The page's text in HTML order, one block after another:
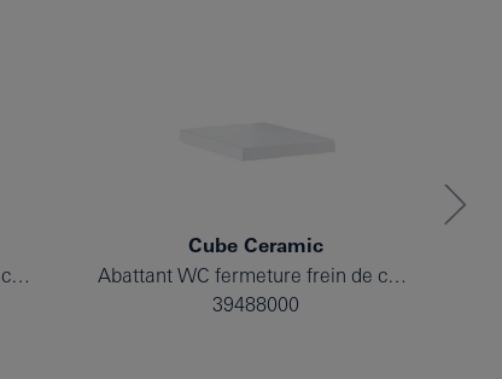
Abattant WC fermeture frein de chute
Cube Ceramic
Abattant WC fermeture frein de chute
39488000